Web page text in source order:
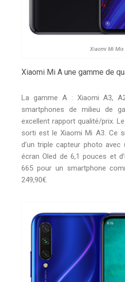
Xiaomi Mi Mix
Xiaomi Mi A une gamme de
La gamme A : Xiaomi A3,
smartphones de milieu de
excellent rapport qualité/prix.
sorti est le Xiaomi Mi A3. Ce
d’un triple capteur photo avec
écran Oled de 6,1 pouces et
665 pour un smartphone
249,90€.